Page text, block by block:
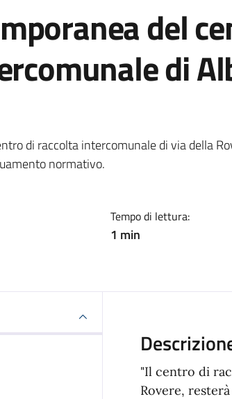
del
di
notizia
di raccolta intercomunale di via della
normativo.
Tempo di lettura:
1 min
"Il centro di
Rovere,